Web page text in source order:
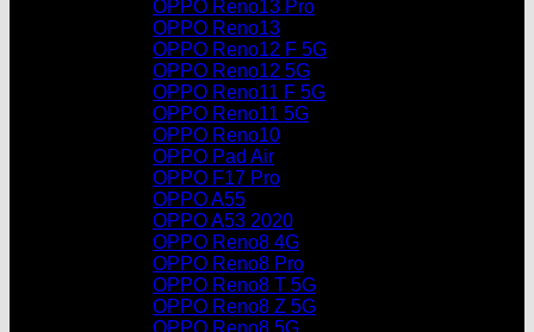
OPPO Reno13 Pro
OPPO Reno13
OPPO Reno12 F 5G
OPPO Reno12 5G
OPPO Reno11 F 5G
OPPO Reno11 5G
OPPO Reno10
OPPO Pad Air
OPPO F17 Pro
OPPO A55
OPPO A53 2020
OPPO Reno8 4G
OPPO Reno8 Pro
OPPO Reno8 T 5G
OPPO Reno8 Z 5G
OPPO Reno8 5G